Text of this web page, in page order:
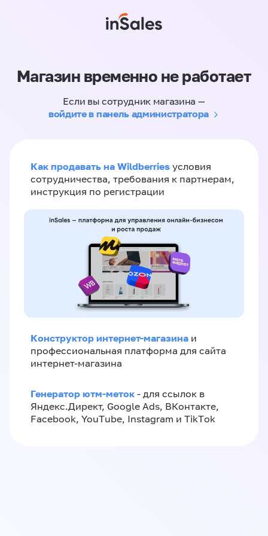
Магазин временно не работает
Если вы сотрудник магазина —
войдите в панель администратора
Как продавать на Wildberries условия
сотрудничества, требования к партнерам,
инструкция по регистрации
Конструктор интернет-магазина и
профессиональная платформа для сайта
интернет-магазина
Генератор ютм-меток - для ссылок в
Яндекс.Директ, Google Ads, ВКонтакте,
Facebook, YouTube, Instagram и TikTok